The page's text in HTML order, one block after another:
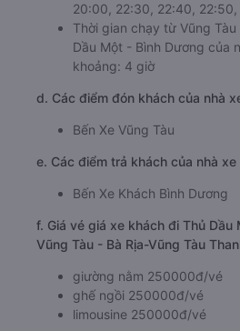
20:00, 22:30, 22:40,
Thời gian chạy từ Vũng
Dầu Một - Bình Dương của
khoảng: 4 giờ
d. Các điểm đón khách của nhà
Bến Xe Vũng Tàu
e. Các điểm trả khách của nhà xe
Bến Xe Khách Bình Dương
f. Giá vé giá xe khách đi Thủ
Vũng Tàu - Bà Rịa-Vũng Tàu
giường nằm 250000đ/vé
ghế ngồi 250000đ/vé
limousine 250000đ/vé